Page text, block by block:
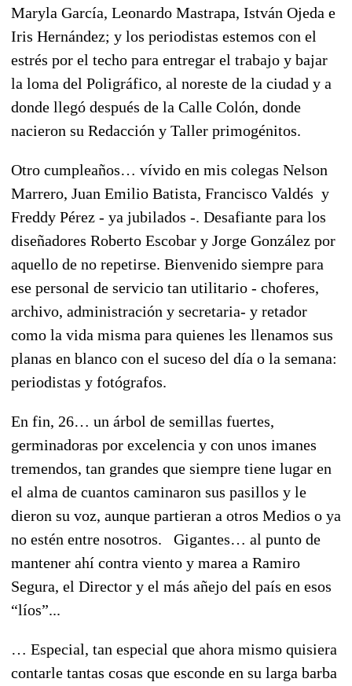
Maryla García, Leonardo Mastrapa, István Ojeda e
Iris Hernández; y los periodistas estemos con el
estrés por el techo para entregar el trabajo y bajar
la loma del Poligráfico, al noreste de la ciudad y a
donde llegó después de la Calle Colón, donde
nacieron su Redacción y Taller primogénitos.
Otro cumpleaños… vívido en mis colegas Nelson
Marrero, Juan Emilio Batista, Francisco Valdés y
Freddy Pérez - ya jubilados -. Desafiante para los
diseñadores Roberto Escobar y Jorge González por
aquello de no repetirse. Bienvenido siempre para
ese personal de servicio tan utilitario - choferes,
archivo, administración y secretaria- y retador
como la vida misma para quienes les llenamos sus
planas en blanco con el suceso del día o la semana:
periodistas y fotógrafos.
En fin, 26… un árbol de semillas fuertes,
germinadoras por excelencia y con unos imanes
tremendos, tan grandes que siempre tiene lugar en
el alma de cuantos caminaron sus pasillos y le
dieron su voz, aunque partieran a otros Medios o ya
no estén entre nosotros. Gigantes… al punto de
mantener ahí contra viento y marea a Ramiro
Segura, el Director y el más añejo del país en esos
“líos”...
… Especial, tan especial que ahora mismo quisiera
contarle tantas cosas que esconde en su larga barba